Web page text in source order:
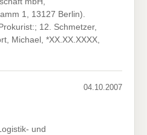
1, 13127 Berlin).
12. Schmetzer,
Michael, *XX.XX.XXXX,
04.10.2007
und